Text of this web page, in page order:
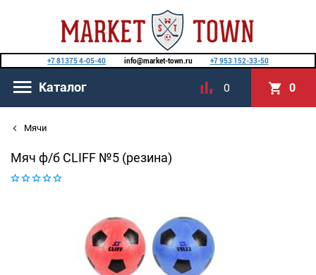
+7 81375 4-05-40 info@market-town.ru +7 953 152-33-50
Каталог 0 0
Мячи
Мяч ф/б CLIFF №5 (резина)